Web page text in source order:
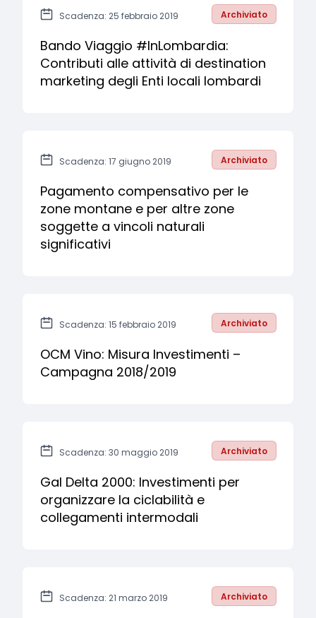
Scadenza: 25 febbraio 2019 Archiviato
Bando Viaggio #InLombardia:
Contributi alle attività di destination
marketing degli Enti locali lombardi
Scadenza: 17 giugno 2019 Archiviato
Pagamento compensativo per le
zone montane e per altre zone
soggette a vincoli naturali
significativi
Scadenza: 15 febbraio 2019 Archiviato
OCM Vino: Misura Investimenti –
Campagna 2018/2019
Scadenza: 30 maggio 2019 Archiviato
Gal Delta 2000: Investimenti per
organizzare la ciclabilità e
collegamenti intermodali
Scadenza: 21 marzo 2019 Archiviato